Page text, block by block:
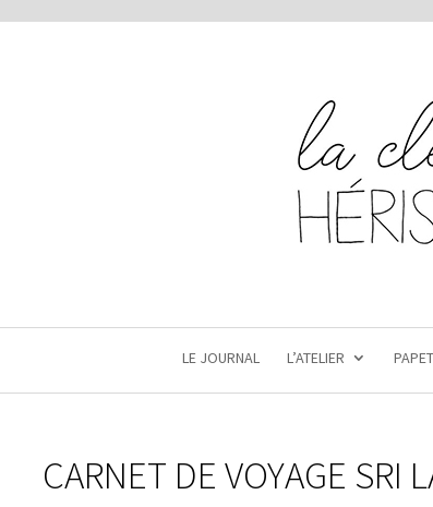
LE JOURNAL L’ATELIER
CARNET DE VOYAGE SRI